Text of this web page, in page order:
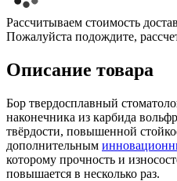
Рассчитываем стоимость
Пожалуйста подождите,
Описание товара
Бор твердосплавный
наконечника из карбида
твёрдости, повышенной
дополнительным
которому прочность и
повышается в несколько раз.